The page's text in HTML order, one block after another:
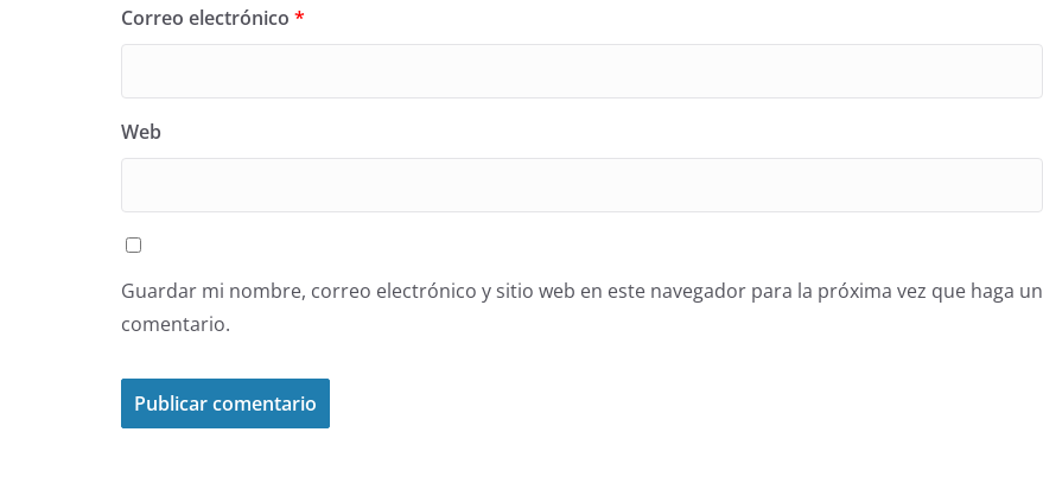
Correo electrónico *
Web
Guardar mi nombre, correo electrónico y sitio web en este navegador para la próxima vez que haga un
comentario.